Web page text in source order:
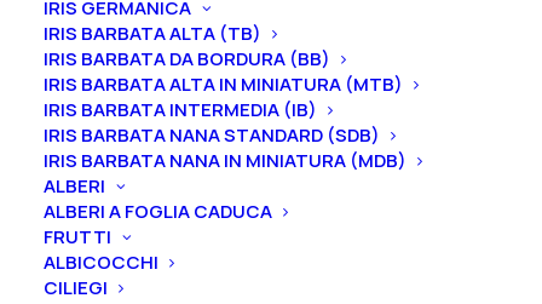
IRIS GERMANICA
IRIS BARBATA ALTA (TB)
IRIS BARBATA DA BORDURA (BB)
IRIS BARBATA ALTA IN MINIATURA (MTB)
IRIS BARBATA INTERMEDIA (IB)
IRIS BARBATA NANA STANDARD (SDB)
IRIS BARBATA NANA IN MINIATURA (MDB)
ALBERI
ALBERI A FOGLIA CADUCA
FRUTTI
ALBICOCCHI
CILIEGI
Molto resistente alle malattie; è rifiorente ma non
sempre rifiorisce. In autunno le foglie assumono un
colore molto affascinante.
Dimensione vaso
Svuota
Rosa